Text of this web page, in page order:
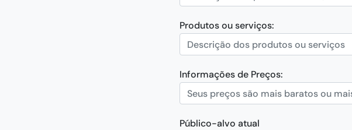
Produtos ou serviços:
Informações de Preços:
Público-alvo atual